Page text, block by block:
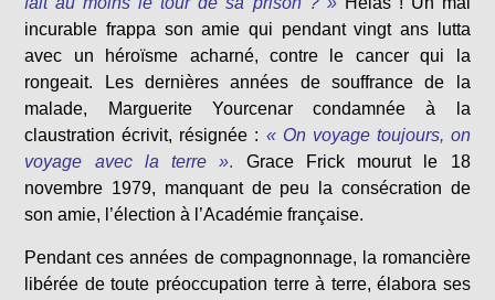
incurable frappa son amie qui pendant vingt ans lutta
avec un héroïsme acharné, contre le cancer qui la
rongeait. Les dernières années de souffrance de la
malade, Marguerite Yourcenar condamnée à la
claustration écrivit, résignée : « On voyage toujours, on
voyage avec la terre ». Grace Frick mourut le 18
novembre 1979, manquant de peu la consécration de
son amie, l’élection à l’Académie française.
Pendant ces années de compagnonnage, la romancière
libérée de toute préoccupation terre à terre, élabora ses